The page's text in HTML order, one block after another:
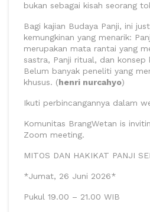
bukan sebagai kisah seorang
Bagi kajian Budaya Panji, ini
kemungkinan yang menarik:
merupakan mata rantai yang
sastra, Panji ritual, dan konsep
Belum banyak peneliti yang
khusus. (henri nurcahyo)
Ikuti perbincangannya dalam
Komunitas BrangWetan is
Zoom meeting.
MITOS DAN HAKIKAT PANJI
*Jumat, 26 Juni 2026*
Pukul 19.00 – 21.00 WIB